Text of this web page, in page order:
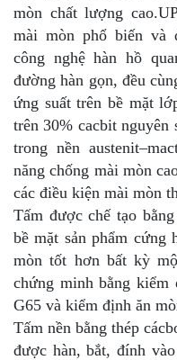
mòn chất lượng
mài mòn phổ biến và
công nghệ hàn hồ
đường hàn gọn, đều
ứng suất trên bề mặt
trên 30% cacbit nguyên
trong nền
năng chống mài mòn
các điều kiện mài mòn
Tấm được chế tạo
bề mặt sản phẩm cứng
mòn tốt hơn bất kỳ
chứng minh bằng
G65 và kiểm định ăn
Tấm nền bằng thép
được hàn, bắt, đính